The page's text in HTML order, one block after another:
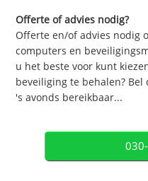
Offerte of advies nodig?
Offerte en/of advies nodig
computers en
u het beste voor kunt
beveiliging te behalen? Bel
's avonds bereikbaar...